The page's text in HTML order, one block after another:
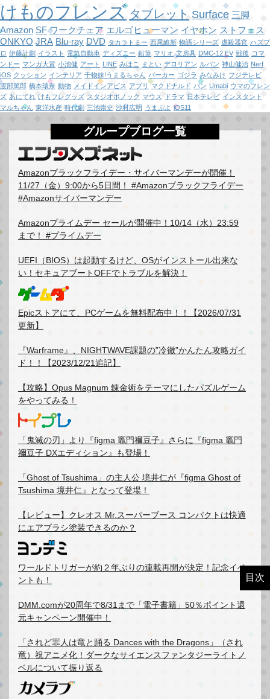
目次
けものフレンズ タブレット Surface 三脚
Amazon SF ワークチェア エルゴヒューマン イヤホン ストフェス
ONKYO JRA Blu-ray DVD タカラトミー 西尾維新 物語シリーズ 虐殺器官 ハズプ
ロ 伊藤計劃 イラスト 電気自動車 ディズニー 鉛筆 マリオ 文房具 DMC-12 EV 戦後 コマ
ンドー マンガ大賞 小池健 アート LINE みほこ まとい デロリアン ルパン 神山健治 Nerf
iOS クッション インテリア 干物妹!うまるちゃん パーカー ゴジラ みなみけ フジテレビ
渡部篤郎 橋本環奈 動物 メイドインアビス アプリ マクドナルド パン Umabi ウマのフレン
ズ あにてれ けもフレグッズ スタジオポノック マウス ドラマ 日本テレビ インスタント
マルちゃん 東洋水産 時代劇 三池崇史 沙村広明 うまぷよ iOS11
グループブログ一覧
Amazonブラックフライデー・サイバーマンデーが開催！
11/27（金）9:00から5日間！ #Amazonブラックフライデー
#Amazonサイバーマンデー
Amazonプライムデー セールが開催中！10/14（水）23:59
まで！ #プライムデー
UEFI（BIOS）は起動するけど、OSがインストール出来な
い！セキュアブートOFFでトラブルを解決！
Epicストアにて、PCゲームを無料配布中！！【2026/07/31
更新】
『Warframe』、NIGHTWAVE課題の”冷徹”かんたん攻略ガイ
ド！！【2023/12/21追記】
【攻略】Opus Magnum 錬金術をテーマにしたパズルゲーム
をやってみる！
「鬼滅の刃」より『figma 竈門禰豆子』さらに『figma 竈門
禰豆子 DXエディション』も登場！
「Ghost of Tsushima」の主人公 境井仁が『figma Ghost of
Tsushima 境井仁』となって登場！
【レビュー】クレオス Mr.スーパーブース コンパクトは快適
にエアブラシ塗装できるのか？
ワールドトリガーが約２年ぶりの連載再開が決定！記念イベ
ントも！
DMM.comが20周年で8/31まで「電子書籍」50％ポイント還
元キャンペーン開催中！
「されど罪人は竜と踊る Dances with the Dragons」（され
竜）祝アニメ化！ダークなサイエンスファンタジーライトノ
ベルについて振り返る